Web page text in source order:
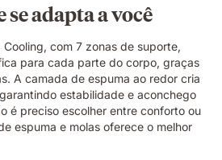
adapta a você
com 7 zonas de suporte,
para cada parte do corpo, graças
A camada de espuma ao redor cria
estabilidade e aconchego
é preciso escolher entre conforto ou
espuma e molas oferece o melhor